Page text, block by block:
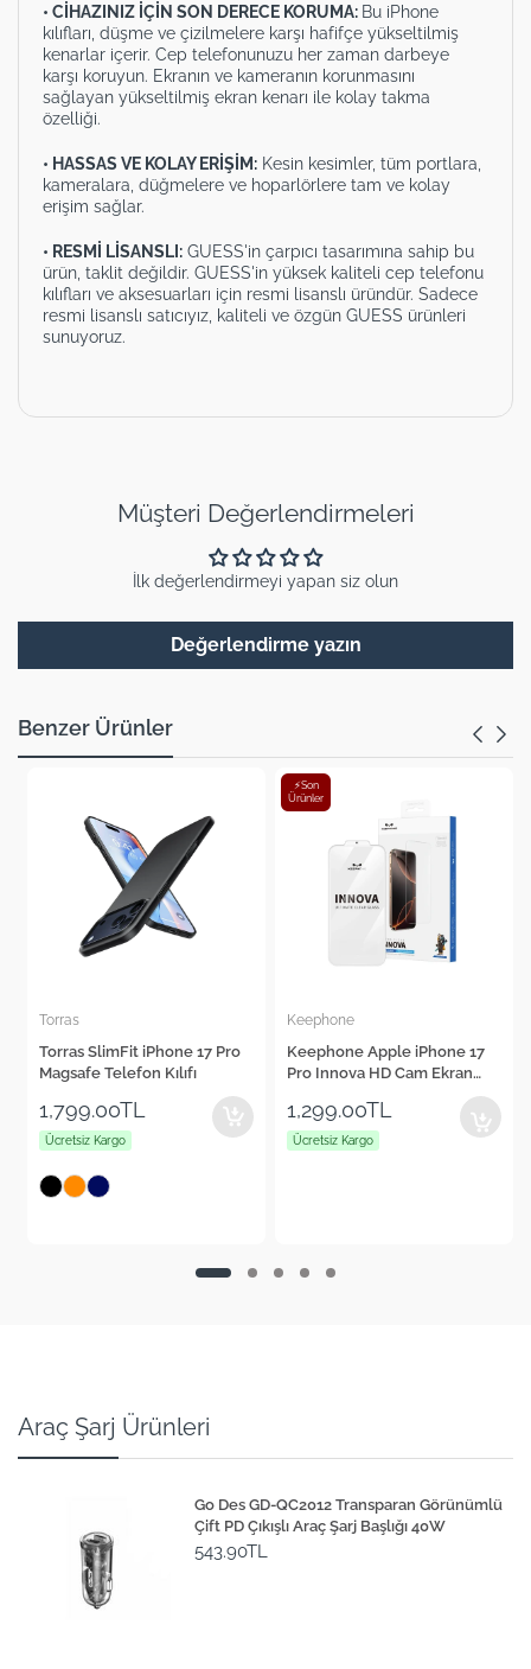
• CİHAZINIZ İÇİN SON DERECE KORUMA: Bu iPhone
kılıfları, düşme ve çizilmelere karşı hafifçe yükseltilmiş
kenarlar içerir. Cep telefonunuzu her zaman darbeye
karşı koruyun. Ekranın ve kameranın korunmasını
sağlayan yükseltilmiş ekran kenarı ile kolay takma
özelliği.
• HASSAS VE KOLAY ERİŞİM: Kesin kesimler, tüm portlara,
kameralara, düğmelere ve hoparlörlere tam ve kolay
erişim sağlar.
• RESMİ LİSANSLI: GUESS'in çarpıcı tasarımına sahip bu
ürün, taklit değildir. GUESS'in yüksek kaliteli cep telefonu
kılıfları ve aksesuarları için resmi lisanslı üründür. Sadece
resmi lisanslı satıcıyız, kaliteli ve özgün GUESS ürünleri
sunuyoruz.
Müşteri Değerlendirmeleri
İlk değerlendirmeyi yapan siz olun
Değerlendirme yazın
Benzer Ürünler
Torras
Torras SlimFit iPhone 17 Pro
Magsafe Telefon Kılıfı
1,799.00TL
Ücretsiz Kargo
Keephone
Keephone Apple iPhone 17
Pro Innova HD Cam Ekran
⚡Son
Ürünler
1,299.00TL
Ücretsiz Kargo
Araç Şarj Ürünleri
Go Des GD-QC2012 Transparan Görünümlü
Çift PD Çıkışlı Araç Şarj Başlığı 40W
543.90TL